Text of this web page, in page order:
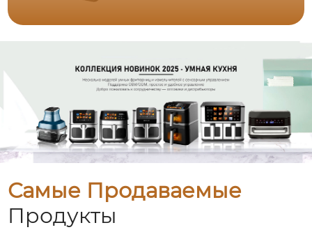
Самые Продаваемые
Продукты